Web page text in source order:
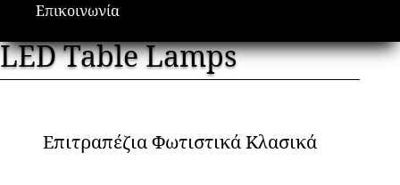
Επικοινωνία
LED Table Lamps
Επιτραπέζια Φωτιστικά Κλασικά